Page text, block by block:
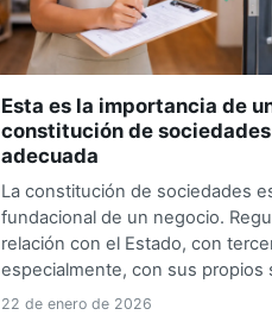
Esta es la importancia de
constitución de sociedades
adecuada
La constitución de sociedades
fundacional de un negocio.
relación con el Estado, con
especialmente, con sus propios
22 de enero de 2026